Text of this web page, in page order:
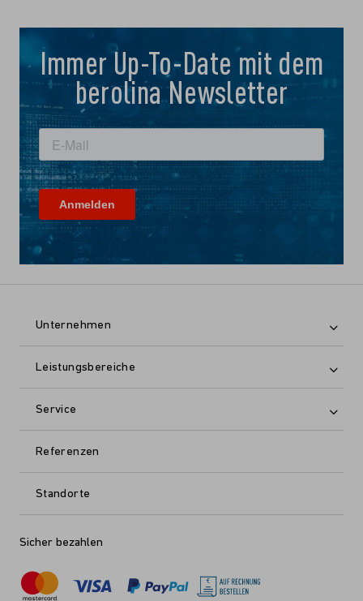
Immer Up-To-Date mit dem
berolina Newsletter
Unternehmen
Leistungsbereiche
Service
Referenzen
Standorte
Sicher bezahlen